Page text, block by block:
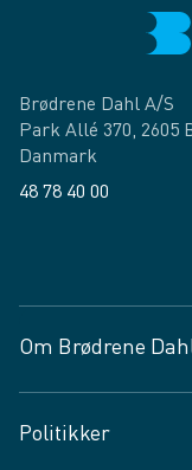
Brødrene Dahl A/S
Park Allé 370, 2605
Danmark
48 78 40 00
Om Brødrene
Vagttelefon 30 10 89
Politikker